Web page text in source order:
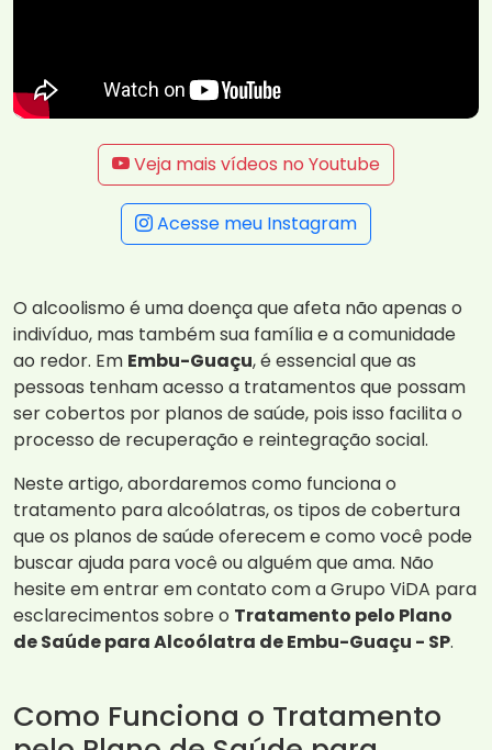
Veja mais vídeos no Youtube
Acesse meu Instagram
O alcoolismo é uma doença que afeta não apenas o
indivíduo, mas também sua família e a comunidade
ao redor. Em Embu-Guaçu, é essencial que as
pessoas tenham acesso a tratamentos que possam
ser cobertos por planos de saúde, pois isso facilita o
processo de recuperação e reintegração social.
Neste artigo, abordaremos como funciona o
tratamento para alcoólatras, os tipos de cobertura
que os planos de saúde oferecem e como você pode
buscar ajuda para você ou alguém que ama. Não
hesite em entrar em contato com a Grupo ViDA para
esclarecimentos sobre o Tratamento pelo Plano
de Saúde para Alcoólatra de Embu-Guaçu - SP.
Como Funciona o Tratamento